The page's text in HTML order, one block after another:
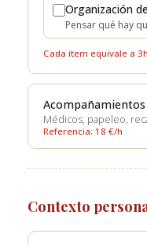
Organización
Pensar qué hay
Cada ítem equivale a
Médicos, papeleo,
Referencia: 18 €/h
Contexto